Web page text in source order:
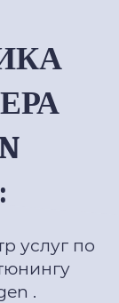
услуг по
.